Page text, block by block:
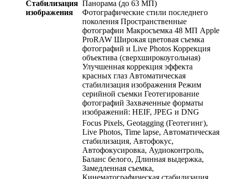
Стабилизация
изображения
Панорама (до 63 МП)
Фотографические стили последнего
поколения Пространственные
фотографии Макросъемка 48 МП Apple
ProRAW Широкая цветовая съемка
фотографий и Live Photos Коррекция
объектива (сверхширокоугольная)
Улучшенная коррекция эффекта
красных глаз Автоматическая
стабилизация изображения Режим
серийной съемки Геотегирование
фотографий Захваченные форматы
изображений: HEIF, JPEG и DNG
Focus Pixels, Geotagging (Геотегинг),
Live Photos, Time lapse, Автоматическая
стабилизация, Автофокус,
Автофокусировка, Аудиоконтроль,
Баланс белого, Длинная выдержка,
Замедленная съемка,
Кинематографическая стабилизация,